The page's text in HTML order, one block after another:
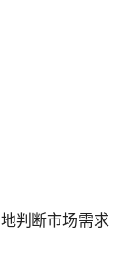
判断市场需求